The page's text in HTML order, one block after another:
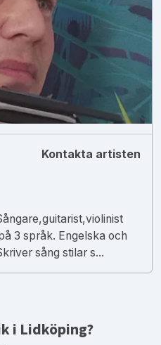
Kontakta artisten
3 språk. Engelska och
sång stilar s...
i Lidköping?